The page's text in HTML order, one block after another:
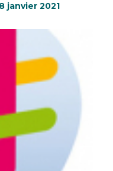
janvier 2021